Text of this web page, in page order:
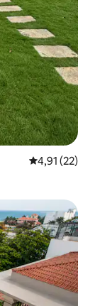
Prosječna
4,91 (22)